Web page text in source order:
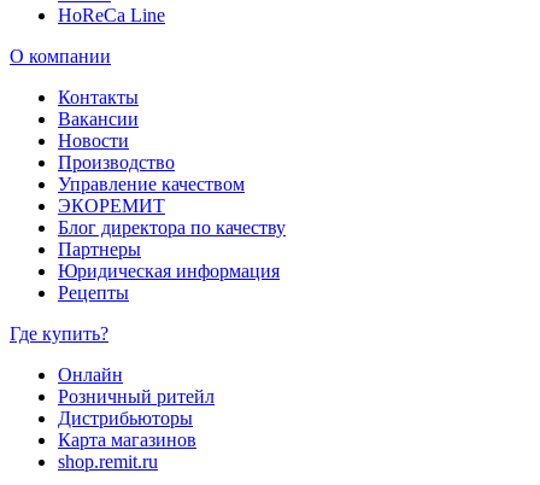
HoReCa Line
О компании
Контакты
Вакансии
Новости
Производство
Управление качеством
ЭКОРЕМИТ
Блог директора по качеству
Партнеры
Юридическая информация
Рецепты
Где купить?
Онлайн
Розничный ритейл
Дистрибьюторы
Карта магазинов
shop.remit.ru